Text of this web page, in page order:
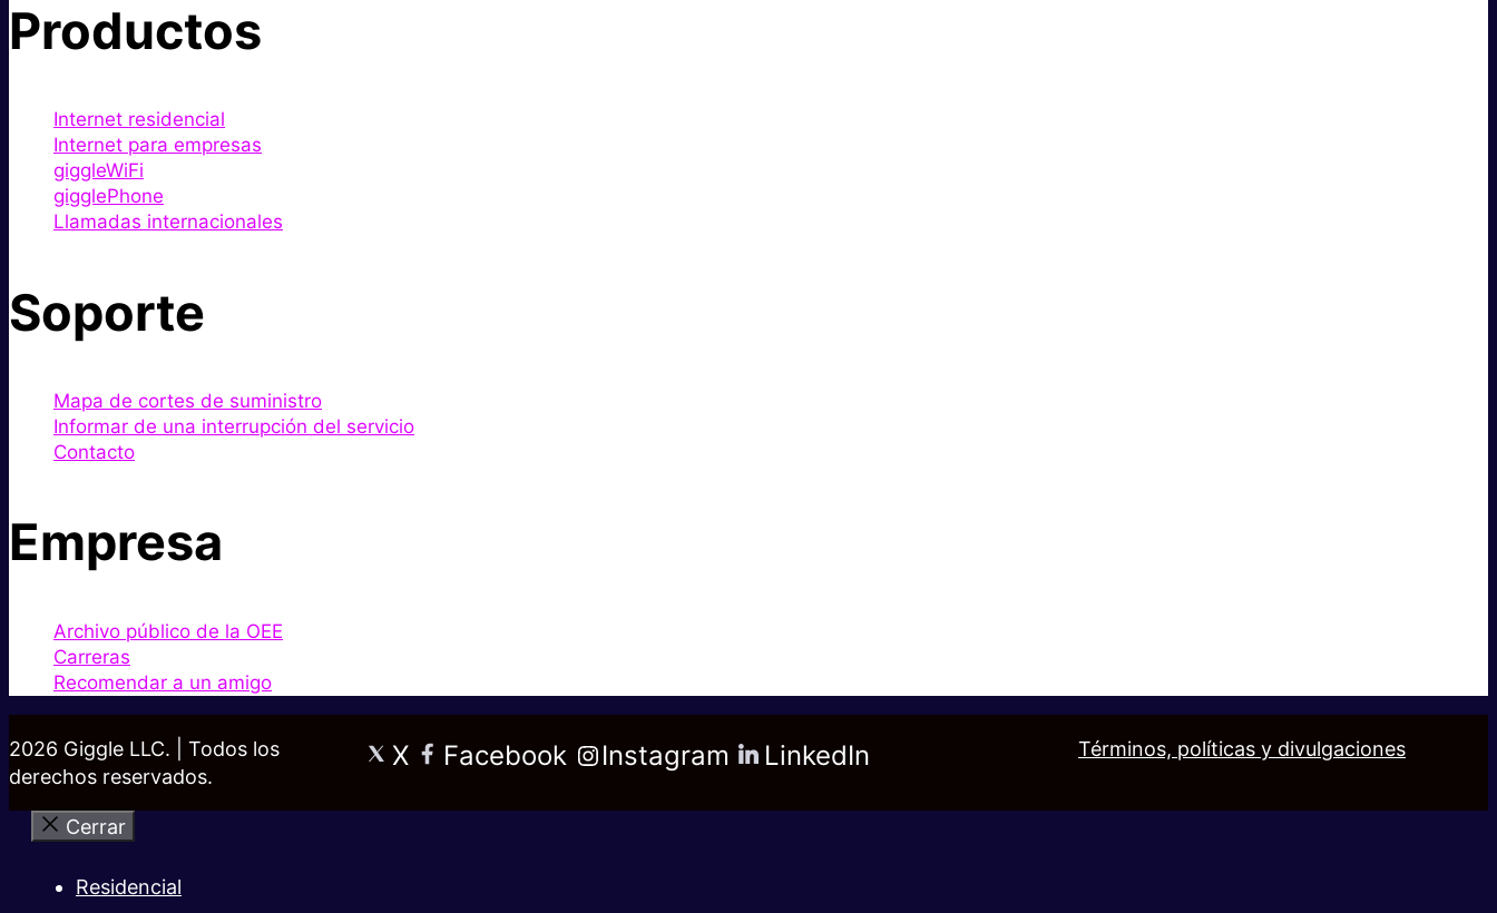
Productos
Internet residencial
Internet para empresas
giggleWiFi
gigglePhone
Llamadas internacionales
Soporte
Mapa de cortes de suministro
Informar de una interrupción del servicio
Contacto
Empresa
Archivo público de la OEE
Carreras
Recomendar a un amigo
2026 Giggle LLC. | Todos los
derechos reservados.
X Facebook Instagram LinkedIn Términos, políticas y divulgaciones
Cerrar
Residencial